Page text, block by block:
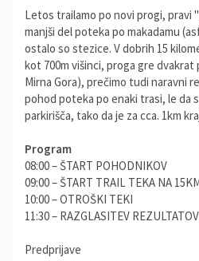
Letos trailamo po novi progi, pravi
manjši del poteka po makadamu
ostalo so stezice. V dobrih 15
kot 700m višinci, proga gre dvakrat
Mirna Gora), prečimo tudi naravni
pohod poteka po enaki trasi, le da
parkirišča, tako da je za cca. 1km
Program
08:00 – ŠTART POHODNIKOV
09:00 – ŠTART TRAIL TEKA NA
10:00 – OTROŠKI TEKI
11:30 – RAZGLASITEV
Predprijave